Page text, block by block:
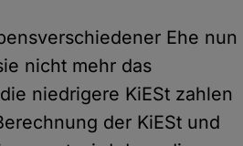
Ehe nun
nicht mehr das
niedrigere KiESt zahlen
der KiESt und